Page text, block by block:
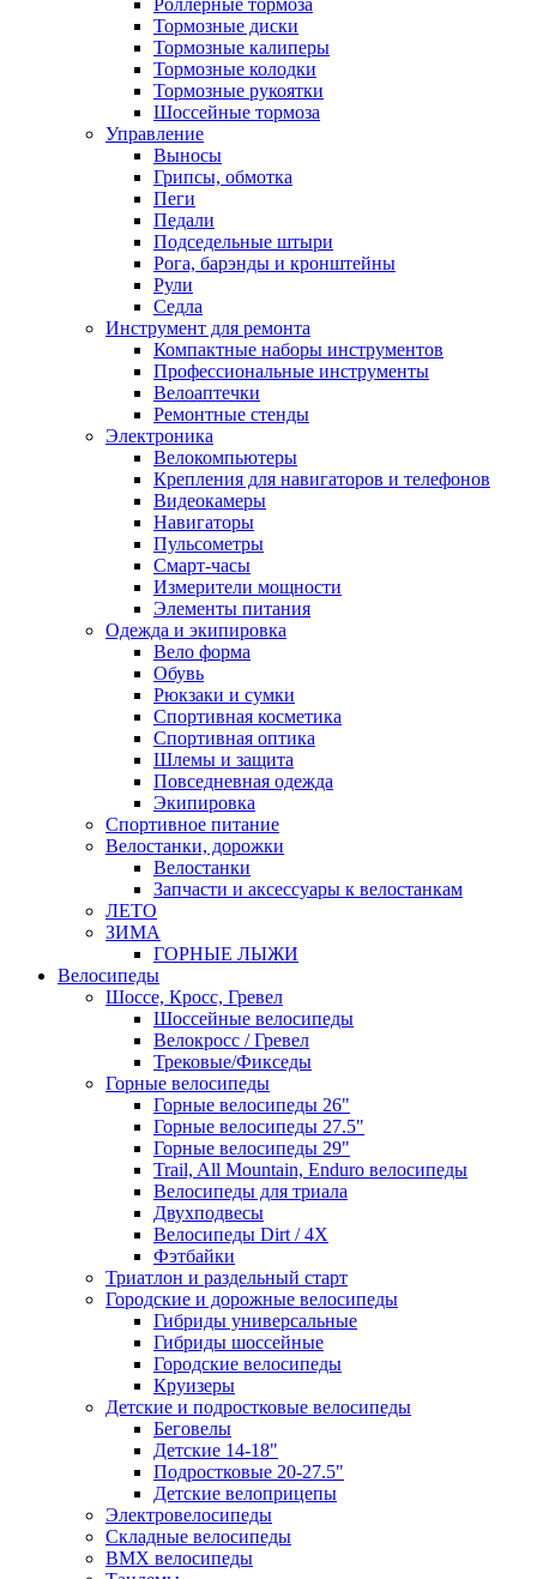
Тормозные диски
Тормозные калиперы
Тормозные колодки
Тормозные рукоятки
Шоссейные тормоза
Управление
Выносы
Грипсы, обмотка
Пеги
Педали
Подседельные штыри
Рога, барэнды и кронштейны
Рули
Седла
Инструмент для ремонта
Компактные наборы инструментов
Профессиональные инструменты
Велоаптечки
Ремонтные стенды
Электроника
Велокомпьютеры
Крепления для навигаторов и телефонов
Видеокамеры
Навигаторы
Пульсометры
Смарт-часы
Измерители мощности
Элементы питания
Одежда и экипировка
Вело форма
Обувь
Рюкзаки и сумки
Спортивная косметика
Спортивная оптика
Шлемы и защита
Повседневная одежда
Экипировка
Спортивное питание
Велостанки, дорожки
Велостанки
Запчасти и аксессуары к велостанкам
ЛЕТО
ЗИМА
ГОРНЫЕ ЛЫЖИ
Велосипеды
Шоссе, Кросс, Гревел
Шоссейные велосипеды
Велокросс / Гревел
Трековые/Фикседы
Горные велосипеды
Горные велосипеды 26"
Горные велосипеды 27.5"
Горные велосипеды 29"
Trail, All Mountain, Enduro велосипеды
Велосипеды для триала
Двухподвесы
Велосипеды Dirt / 4X
Фэтбайки
Триатлон и раздельный старт
Городские и дорожные велосипеды
Гибриды универсальные
Гибриды шоссейные
Городские велосипеды
Круизеры
Детские и подростковые велосипеды
Беговелы
Детские 14-18"
Подростковые 20-27.5"
Детские велоприцепы
Электровелосипеды
Складные велосипеды
BMX велосипеды